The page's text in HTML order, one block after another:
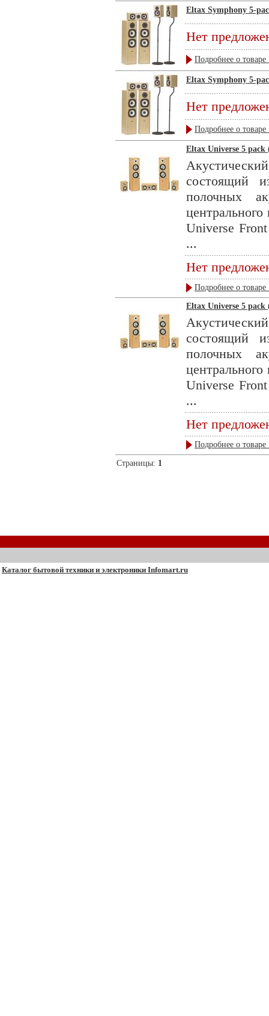
Eltax Symphony 5-
Нет
Подробнее о товаре
Eltax Symphony 5-
Нет
Подробнее о товаре
Eltax Universe 5 pack
состоящий
полочных
Universe
...
Нет
Подробнее о товаре
Eltax Universe 5
состоящий
полочных
Universe
...
Нет
Подробнее о товаре
Страницы: 1
Каталог бытовой техники и электроники Infomart.ru